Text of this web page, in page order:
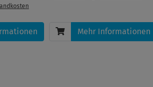
Mehr Informationen